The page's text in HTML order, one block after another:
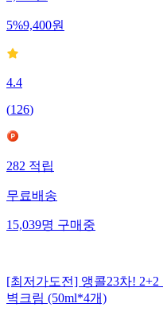
5%9,400원
4.4
(126)
282적립
무료배송
15,039명구매중
[최저가도전] 앵콜23차!
벽크림 (50ml*4개)